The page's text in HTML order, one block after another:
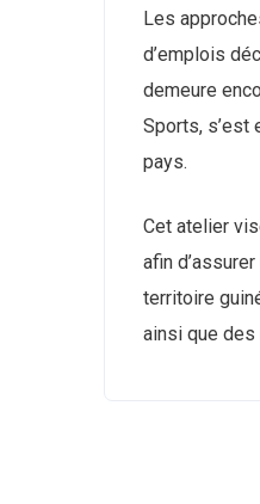
Les
d’emplois
demeure
Sports, s’est
pays.
Cet atelier
afin
territoire
ainsi que